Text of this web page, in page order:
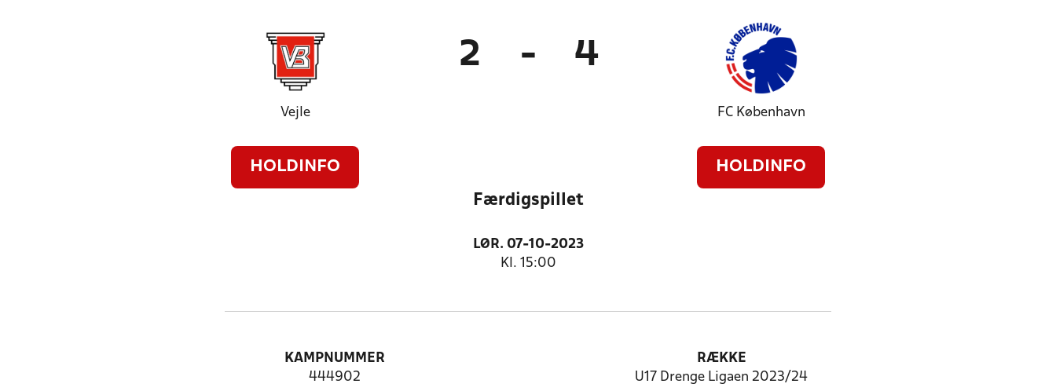
Vejle
HOLDINFO
2 - 4
FC København
HOLDINFO
Færdigspillet
LØR. 07-10-2023
Kl. 15:00
KAMPNUMMER
444902
RÆKKE
U17 Drenge Ligaen 2023/24